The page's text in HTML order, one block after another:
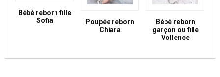
Bébé reborn fille
Sofia
Poupée reborn
Chiara
Bébé reborn
garçon ou fille
Vollence